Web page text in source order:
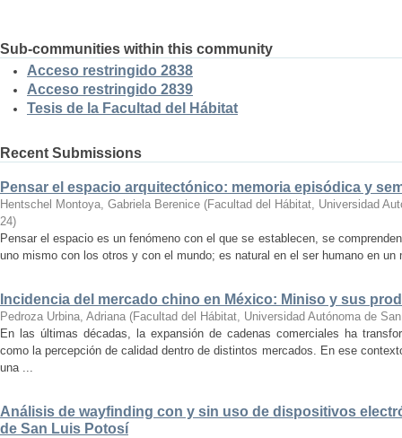
Sub-communities within this community
Acceso restringido 2838
Acceso restringido 2839
Tesis de la Facultad del Hábitat
Recent Submissions
Pensar el espacio arquitectónico: memoria episódica y
Hentschel Montoya, Gabriela Berenice (Facultad del Hábitat, Universidad
24)
Pensar el espacio es un fenómeno con el que se establecen, se
uno mismo con los otros y con el mundo; es natural en el ser humano en
Incidencia del mercado chino en México: Miniso y sus
Pedroza Urbina, Adriana (Facultad del Hábitat, Universidad Autónoma de
En las últimas décadas, la expansión de cadenas comerciales ha
como la percepción de calidad dentro de distintos mercados. En ese
una ...
Análisis de wayfinding con y sin uso de dispositivos
de San Luis Potosí